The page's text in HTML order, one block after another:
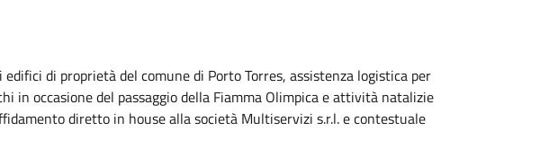
di proprietà del comune di Porto Torres, assistenza logistica per
in occasione del passaggio della Fiamma Olimpica e attività natalizie
diretto in house alla società Multiservizi s.r.l. e contestuale